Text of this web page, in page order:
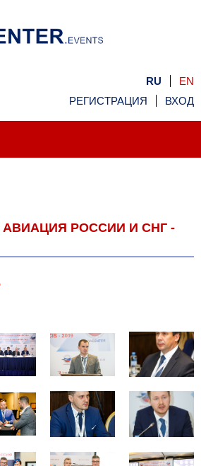
RU
EN
РЕГИСТРАЦИЯ
ВХОД
РОССИИ И СНГ -